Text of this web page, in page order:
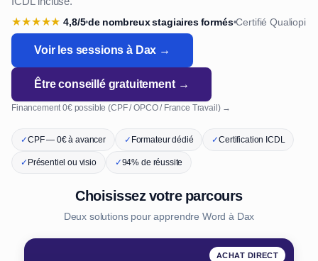
★★★★★ 4,8/5•de nombreux stagiaires formés•Certifié Qualiopi
Voir les sessions à Dax →
Être conseillé gratuitement →
Financement 0€ possible (CPF / OPCO / France Travail) →
✓CPF — 0€ à avancer ✓Formateur dédié ✓Certification ICDL
✓Présentiel ou visio ✓94% de réussite
Choisissez votre parcours
Deux solutions pour apprendre Word à Dax
ACHAT DIRECT